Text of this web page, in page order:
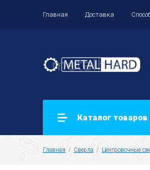
Главная Доставка
Каталог товаров
Главная
  /
Сверла
  /
Центровочные